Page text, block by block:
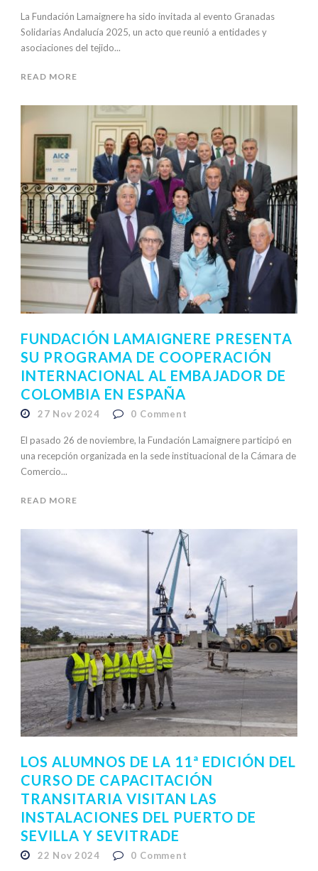
La Fundación Lamaignere ha sido invitada al evento Granadas
Solidarias Andalucía 2025, un acto que reunió a entidades y
asociaciones del tejido...
READ MORE
FUNDACIÓN LAMAIGNERE PRESENTA
SU PROGRAMA DE COOPERACIÓN
INTERNACIONAL AL EMBAJADOR DE
COLOMBIA EN ESPAÑA
27 Nov 2024 0 Comment
El pasado 26 de noviembre, la Fundación Lamaignere participó en
una recepción organizada en la sede instituacional de la Cámara de
Comercio...
READ MORE
LOS ALUMNOS DE LA 11ª EDICIÓN DEL
CURSO DE CAPACITACIÓN
TRANSITARIA VISITAN LAS
INSTALACIONES DEL PUERTO DE
SEVILLA Y SEVITRADE
22 Nov 2024 0 Comment